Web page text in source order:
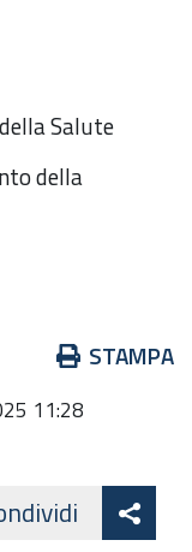
Salute
della
STAMPA
11:28